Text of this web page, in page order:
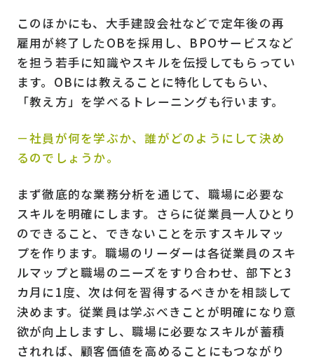
このほかにも、大手建設会社などで定年後の再
雇用が終了したOBを採用し、BPOサービスなど
を担う若手に知識やスキルを伝授してもらってい
ます。OBには教えることに特化してもらい、
「教え方」を学べるトレーニングも行います。
－社員が何を学ぶか、誰がどのようにして決め
るのでしょうか。
まず徹底的な業務分析を通じて、職場に必要な
スキルを明確にします。さらに従業員一人ひとり
のできること、できないことを示すスキルマッ
プを作ります。職場のリーダーは各従業員のスキ
ルマップと職場のニーズをすり合わせ、部下と3
カ月に1度、次は何を習得するべきかを相談して
決めます。従業員は学ぶべきことが明確になり意
欲が向上しますし、職場に必要なスキルが蓄積
されれば、顧客価値を高めることにもつながり